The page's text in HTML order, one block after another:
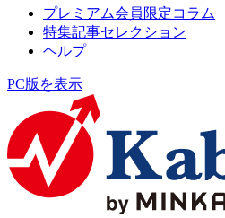
プレミアム会員限定コラム
特集記事セレクション
ヘルプ
PC版を表示